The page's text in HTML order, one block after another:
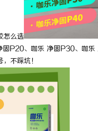
怎么选
固P20、咖乐 净固P30、咖乐
不踩坑！
武汉配眼镜 上海配眼镜